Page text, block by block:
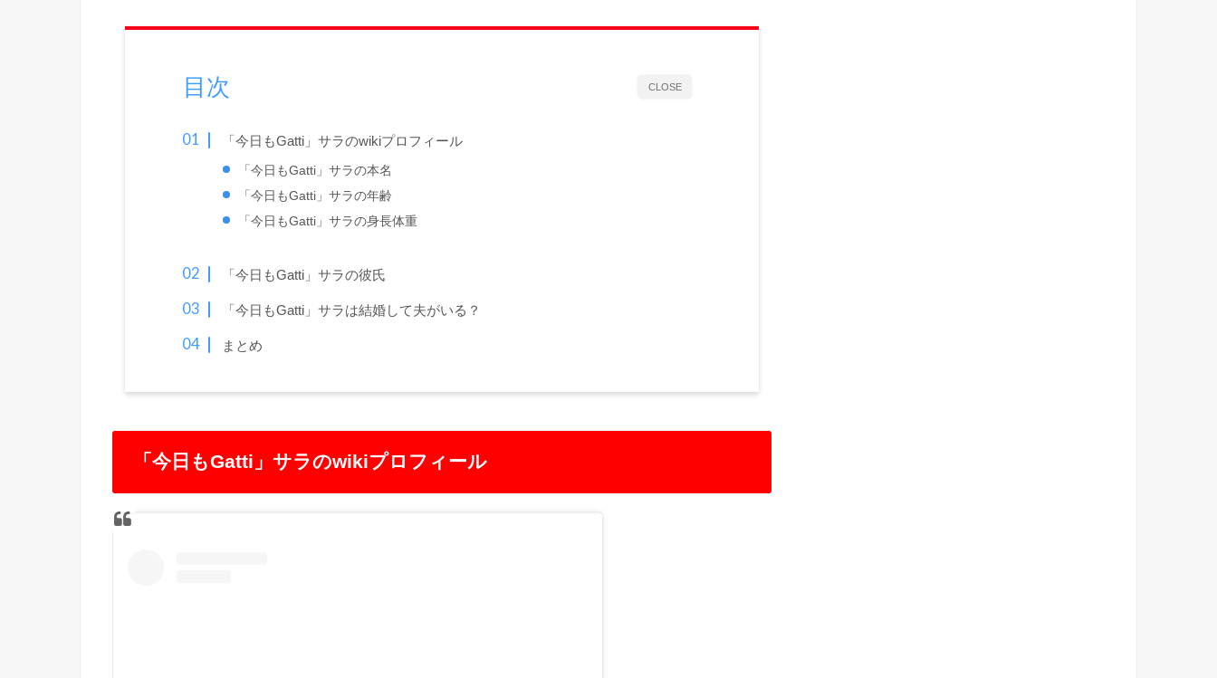
CLOSE
目次
「今日もGatti」サラのwikiプロフィール
「今日もGatti」サラの本名
「今日もGatti」サラの年齢
「今日もGatti」サラの身長体重
「今日もGatti」サラの彼氏
「今日もGatti」サラは結婚して夫がいる？
まとめ
「今日もGatti」サラのwikiプロフィール